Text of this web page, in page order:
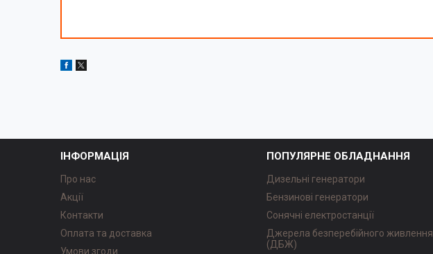
ІНФОРМАЦІЯ
Про нас
Акції
Контакти
Оплата та доставка
Умови згоди
ПОПУЛЯРНЕ ОБЛАДНАННЯ
Дизельні генератори
Бензинові генератори
Сонячні електростанції
Джерела безперебійного живлення
(ДБЖ)